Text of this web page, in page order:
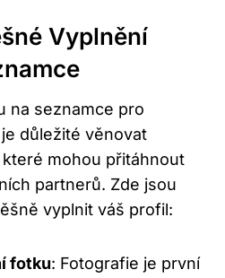
Vyplnění
na seznamce pro
důležité věnovat
mohou přitáhnout
partnerů. Zde jsou
vyplnit váš profil:
fotku: Fotografie je první